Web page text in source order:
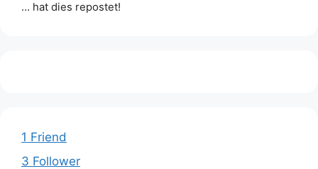
… hat dies repostet!
1 Friend
3 Follower